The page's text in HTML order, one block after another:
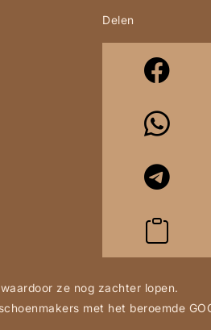
Delen
ze nog zachter lopen.
met het beroemde